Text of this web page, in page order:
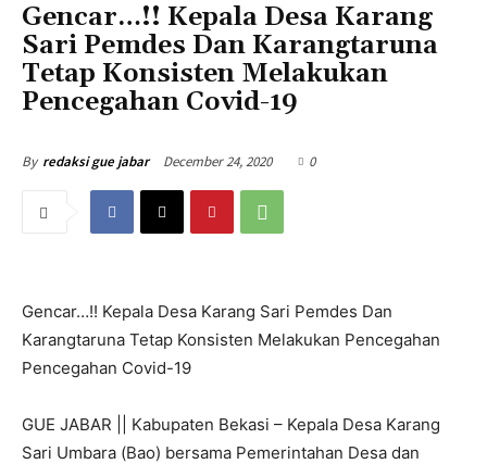
Gencar…!! Kepala Desa Karang
Sari Pemdes Dan Karangtaruna
Tetap Konsisten Melakukan
Pencegahan Covid-19
By redaksi gue jabar December 24, 2020 0
Gencar…!! Kepala Desa Karang Sari Pemdes Dan
Karangtaruna Tetap Konsisten Melakukan Pencegahan
Pencegahan Covid-19
GUE JABAR || Kabupaten Bekasi – Kepala Desa Karang
Sari Umbara (Bao) bersama Pemerintahan Desa dan